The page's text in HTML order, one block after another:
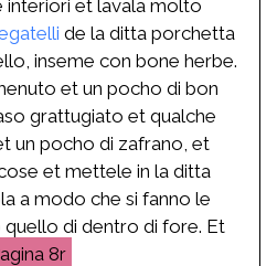
interiori et lavala molto
de la ditta porchetta
inseme con bone herbe.
et un pocho di bon
grattugiato et qualche
un pocho di zafrano, et
et mettele in la ditta
a modo che si fanno le
di dentro di fore. Et
8r